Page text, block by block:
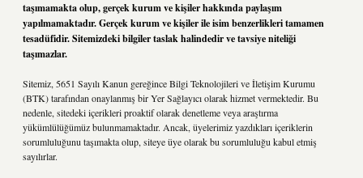
taşımamakta olup, gerçek kurum ve kişiler hakkında paylaşım
yapılmamaktadır. Gerçek kurum ve kişiler ile isim benzerlikleri tamamen
tesadüfidir. Sitemizdeki bilgiler taslak halindedir ve tavsiye niteliği
taşımazlar.
Sitemiz, 5651 Sayılı Kanun gereğince Bilgi Teknolojileri ve İletişim Kurumu
(BTK) tarafından onaylanmış bir Yer Sağlayıcı olarak hizmet vermektedir. Bu
nedenle, sitedeki içerikleri proaktif olarak denetleme veya araştırma
yükümlülüğümüz bulunmamaktadır. Ancak, üyelerimiz yazdıkları içeriklerin
sorumluluğunu taşımakta olup, siteye üye olarak bu sorumluluğu kabul etmiş
sayılırlar.